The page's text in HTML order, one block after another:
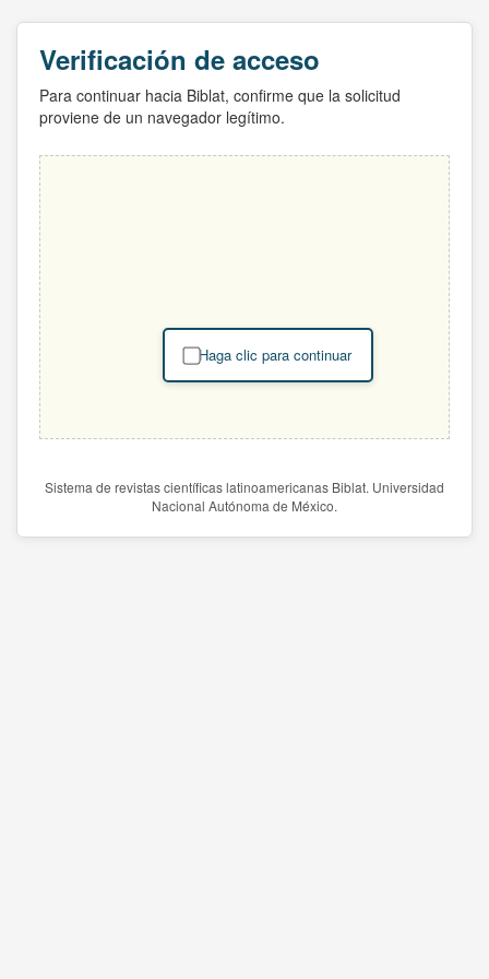
Verificación de acceso
Para continuar hacia Biblat, confirme que la solicitud
proviene de un navegador legítimo.
Haga clic para continuar
Sistema de revistas científicas latinoamericanas Biblat. Universidad
Nacional Autónoma de México.